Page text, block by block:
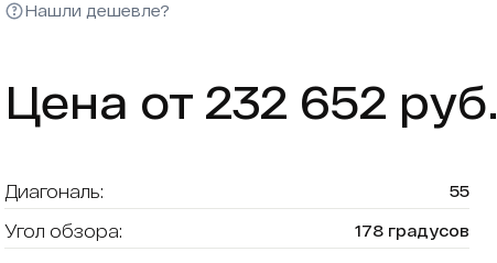
Нашли дешевле?
Цена от 232 652 руб.
Диагональ: 55
Угол обзора: 178 градусов